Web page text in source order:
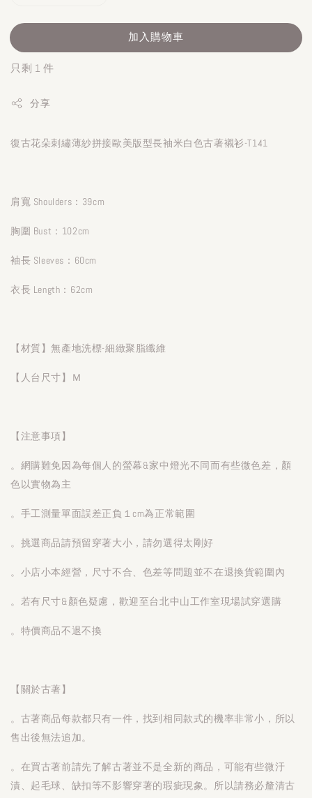
加入購物車
只剩 1 件
分享
復古花朵刺繡薄紗拼接歐美版型長袖米白色古著襯衫-T141
肩寬 Shoulders：39cm
胸圍 Bust：102cm
袖長 Sleeves：60cm
衣長 Length：62cm
【材質】無產地洗標-細緻聚脂纖維
【人台尺寸】Ｍ
【注意事項】
。網購難免因為每個人的螢幕&家中燈光不同而有些微色差，顏
色以實物為主
。手工測量單面誤差正負１cm為正常範圍
。挑選商品請預留穿著大小，請勿選得太剛好
。小店小本經營，尺寸不合、色差等問題並不在退換貨範圍內
。若有尺寸&顏色疑慮，歡迎至台北中山工作室現場試穿選購
。特價商品不退不換
【關於古著】
。古著商品每款都只有一件，找到相同款式的機率非常小，所以
售出後無法追加。
。在買古著前請先了解古著並不是全新的商品，可能有些微汙
漬、起毛球、缺扣等不影響穿著的瑕疵現象。所以請務必釐清古